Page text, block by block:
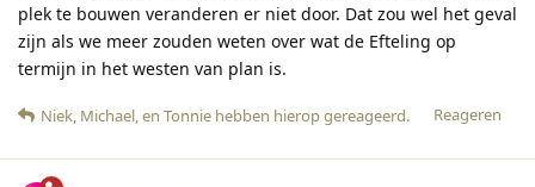
plek te bouwen veranderen er niet door. Dat zou wel het geval
zijn als we meer zouden weten over wat de Efteling op
termijn in het westen van plan is.
Reageren
Niek, Michael, en Tonnie hebben hierop gereageerd.